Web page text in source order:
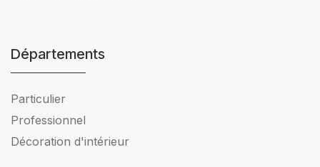
Départements
Particulier
Professionnel
Décoration d'intérieur